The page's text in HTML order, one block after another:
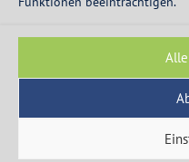
© 2003 - 2026 -